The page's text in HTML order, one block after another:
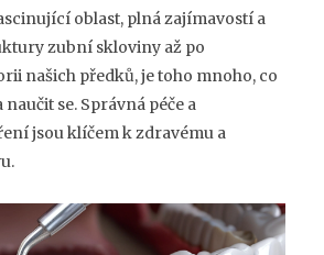
oblast, plná zajímavostí a
zubní skloviny až po
našich předků, je toho mnoho, co
se. Správná péče a
jsou klíčem k zdravému a